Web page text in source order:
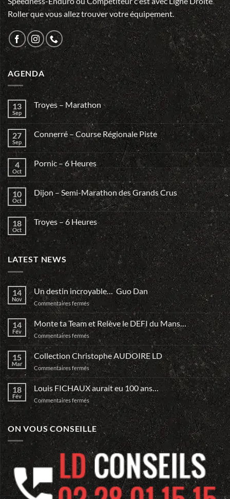
Roller que vous allez trouver votre équipement.
AGENDA
13
Sep
Troyes – Marathon
27
Sep
Connerré – Course Régionale Piste
4
Oct
Pornic – 6 Heures
10
Oct
Dijon – Semi-Marathon des Grands Crus
18
Oct
Troyes – 6 Heures
LATEST NEWS
14
Nov
Un destin incroyable… Guo Dan
Commentaires ferméssur
Un
destin
incroyable…
Guo
Dan
14
Fév
Monte ta Team et Relève le DEFI du Mans…
Commentaires ferméssur
Monte
ta
Team
et
Relève
le
DEFI
du
Mans…
15
Mar
Collection Christophe AUDOIRE LD
Commentaires ferméssur
Collection
Christophe
AUDOIRE
LD
18
Fév
Louis FICHAUX aurait eu 100 ans…
Commentaires ferméssur
Louis
FICHAUX
aurait
eu
100
ans…
ON VOUS CONSEILLE